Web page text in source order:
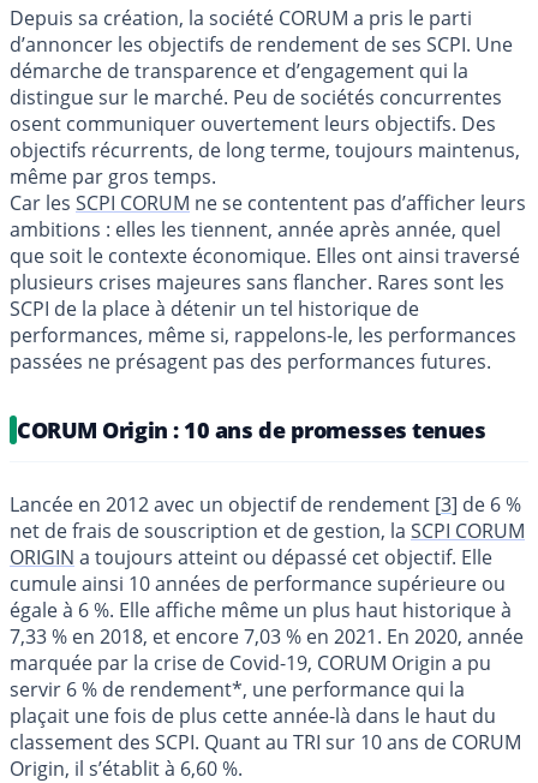
Depuis sa création, la société CORUM a pris le parti
d’annoncer les objectifs de rendement de ses SCPI. Une
démarche de transparence et d’engagement qui la
distingue sur le marché. Peu de sociétés concurrentes
osent communiquer ouvertement leurs objectifs. Des
objectifs récurrents, de long terme, toujours maintenus,
même par gros temps.
Car les SCPI CORUM ne se contentent pas d’afficher leurs
ambitions : elles les tiennent, année après année, quel
que soit le contexte économique. Elles ont ainsi traversé
plusieurs crises majeures sans flancher. Rares sont les
SCPI de la place à détenir un tel historique de
performances, même si, rappelons-le, les performances
passées ne présagent pas des performances futures.
CORUM Origin : 10 ans de promesses tenues
Lancée en 2012 avec un objectif de rendement [3] de 6 %
net de frais de souscription et de gestion, la SCPI CORUM
ORIGIN a toujours atteint ou dépassé cet objectif. Elle
cumule ainsi 10 années de performance supérieure ou
égale à 6 %. Elle affiche même un plus haut historique à
7,33 % en 2018, et encore 7,03 % en 2021. En 2020, année
marquée par la crise de Covid-19, CORUM Origin a pu
servir 6 % de rendement*, une performance qui la
plaçait une fois de plus cette année-là dans le haut du
classement des SCPI. Quant au TRI sur 10 ans de CORUM
Origin, il s’établit à 6,60 %.